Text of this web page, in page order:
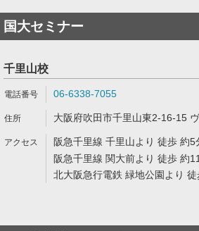
国大セミナー
千里山校
06-6338-7055
大阪府吹田市千里山東2-16-15
阪急千里線 千里山より 徒歩 約5
阪急千里線 関大前より 徒歩 約
北大阪急行電鉄 緑地公園より